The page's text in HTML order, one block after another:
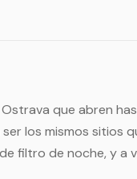
que abren
ser los mismos
filtro de noche, y